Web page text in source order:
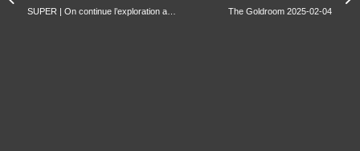
The Goldroom 2025-02-04